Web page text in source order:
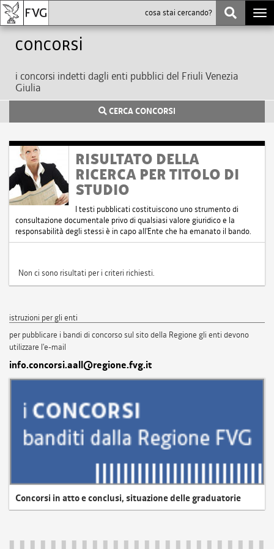
Concorsi
i concorsi indetti dagli enti pubblici del Friuli Venezia
Giulia
CERCA CONCORSI
RISULTATO DELLA
RICERCA PER TITOLO DI
STUDIO
I testi pubblicati costituiscono uno strumento di
consultazione documentale privo di qualsiasi valore giuridico e la
responsabilità degli stessi è in capo all'Ente che ha emanato il bando.
Non ci sono risultati per i criteri richiesti.
istruzioni per gli enti
per pubblicare i bandi di concorso sul sito della Regione gli enti devono
utilizzare l'e-mail
info.concorsi.aall@regione.fvg.it
Concorsi in atto e conclusi, situazione delle graduatorie